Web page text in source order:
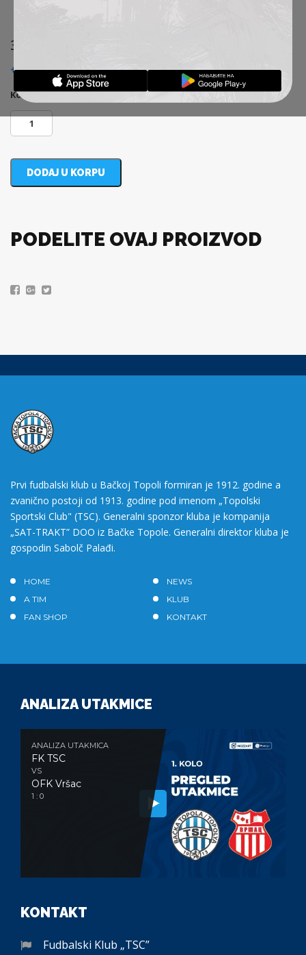
300,00
+ troskovi dostave
Količina:
DODAJ U KORPU
PODELITE OVAJ PROIZVOD
Prvi fudbalski klub u Bačkoj Topoli formiran je 1912. godine a
zvanično postoji od 1913. godine pod imenom „Topolski
Sportski Club" (TSC). Generalni sponzor kluba je kompanija
„SAT-TRAKT” DOO iz Bačke Topole. Generalni direktor kluba je
gospodin Sabolč Palađi.
HOME
NEWS
A TIM
KLUB
FAN SHOP
KONTAKT
ANALIZA UTAKMICE
ANALIZA UTAKMICA
FK TSC
VS
OFK Vršac
1 : 0
KONTAKT
Fudbalski Klub „TSC”